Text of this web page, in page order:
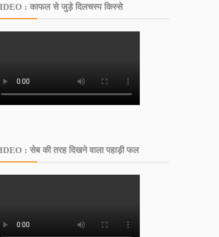
: काफल से जुड़े दिलचस्‍प किस्‍से
: सेब की तरह दिखने वाला पहाड़ी फल